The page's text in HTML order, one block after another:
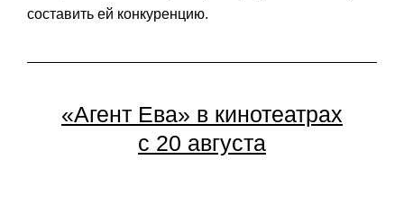
составить ей конкуренцию.
«Агент Ева» в кинотеатрах
с 20 августа